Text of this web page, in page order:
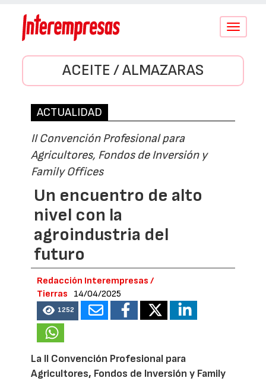
Conmutar
ACEITE / ALMAZARAS
ACTUALIDAD
II Convención Profesional para
Agricultores, Fondos de Inversión y
Family Offices
Un encuentro de alto
nivel con la
agroindustria del
futuro
Redacción Interempresas /
Tierras
14/04/2025
1252
La II Convención Profesional para
Agricultores, Fondos de Inversión y Family